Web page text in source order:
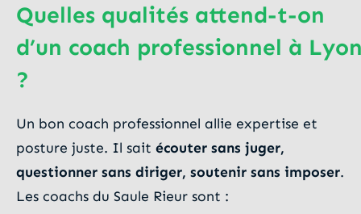
Quelles qualités attend-t-on
d’un coach professionnel à
?
Un bon coach professionnel allie expertise et
posture juste. Il sait écouter sans juger,
questionner sans diriger, soutenir sans imposer.
Les coachs du Saule Rieur sont :